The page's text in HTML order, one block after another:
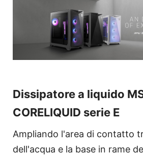
Dissipatore a liquido
CORELIQUID serie E
Ampliando l'area di contatto
dell'acqua e la base in rame